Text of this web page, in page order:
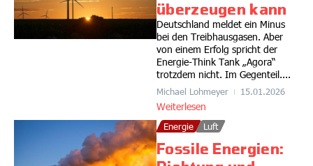
überzeugen kann
Deutschland meldet ein Minus
bei den Treibhausgasen. Aber
von einem Erfolg spricht der
Energie-Think Tank „Agora“
trotzdem nicht. Im Gegenteil....
Michael Lohmeyer 15.01.2026
Weiterlesen
Energie Luft
Fossile Energien: